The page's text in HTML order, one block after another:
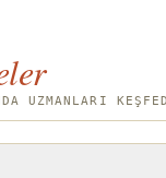
UZMANLARI